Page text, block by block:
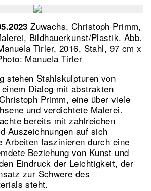
Zuwachs. Christoph Primm,
Bildhauerkunst/Plastik. Abb.
Tirler, 2016, Stahl, 97 cm x
Manuela Tirler
stehen Stahlskulpturen von
Dialog mit abstrakten
Primm, eine über viele
und verdichtete Malerei.
bereits mit zahlreichen
Auszeichnungen auf sich
Arbeiten faszinieren durch eine
Beziehung von Kunst und
Eindruck der Leichtigkeit, der
zur Schwere des
steht.